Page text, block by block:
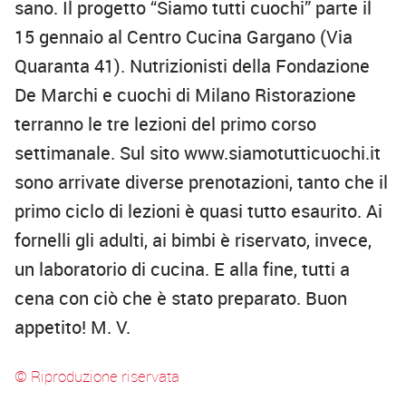
sano. Il progetto “Siamo tutti cuochi” parte il
15 gennaio al Centro Cucina Gargano (Via
Quaranta 41). Nutrizionisti della Fondazione
De Marchi e cuochi di Milano Ristorazione
terranno le tre lezioni del primo corso
settimanale. Sul sito www.siamotutticuochi.it
sono arrivate diverse prenotazioni, tanto che il
primo ciclo di lezioni è quasi tutto esaurito. Ai
fornelli gli adulti, ai bimbi è riservato, invece,
un laboratorio di cucina. E alla fine, tutti a
cena con ciò che è stato preparato. Buon
appetito! M. V.
© Riproduzione riservata